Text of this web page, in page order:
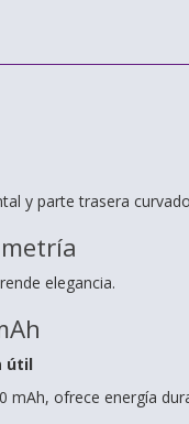
y parte trasera
elegancia.
útil
mAh, ofrece energía